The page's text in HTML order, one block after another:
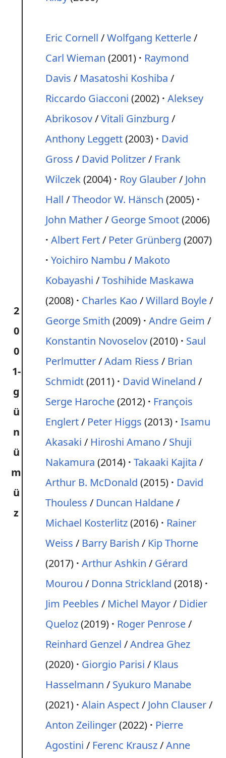
2
0
0
1-
g
ü
n
ü
m
ü
z
Eric Cornell /Wolfgang Ketterle/
Carl Wieman (2001)
Raymond
Davis / Masatoshi Koshiba /
Riccardo Giacconi (2002) Aleksey
Abrikosov/Vitali Ginzburg /
Anthony Leggett(2003)
David
Gross / David Politzer/ Frank
Wilczek(2004) Roy Glauber/ John
Hall /Theodor W. Hänsch (2005)
John Mather/ George Smoot(2006)
Albert Fert/ Peter Grünberg (2007)
Yoichiro Nambu / Makoto
Kobayashi /Toshihide Maskawa
(2008)
Charles Kao /Willard Boyle/
George Smith (2009) Andre Geim /
Konstantin Novoselov(2010)
Saul
Perlmutter/Adam Riess / Brian
Schmidt(2011) David Wineland /
Serge Haroche(2012)
François
Englert/ Peter Higgs (2013) Isamu
Akasaki / Hiroshi Amano / Shuji
Nakamura (2014) Takaaki Kajita /
Arthur B. McDonald (2015)
David
Thouless / Duncan Haldane/
Michael Kosterlitz(2016)
Rainer
Weiss / Barry Barish / Kip Thorne
(2017) Arthur Ashkin / Gérard
Mourou / Donna Strickland (2018)
Jim Peebles / Michel Mayor/ Didier
Queloz(2019) Roger Penrose/
Reinhard Genzel /Andrea Ghez
(2020)
Giorgio Parisi / Klaus
Hasselmann / Syukuro Manabe
(2021) Alain Aspect/ John Clauser/
Anton Zeilinger(2022)
Pierre
Agostini / Ferenc Krausz/Anne